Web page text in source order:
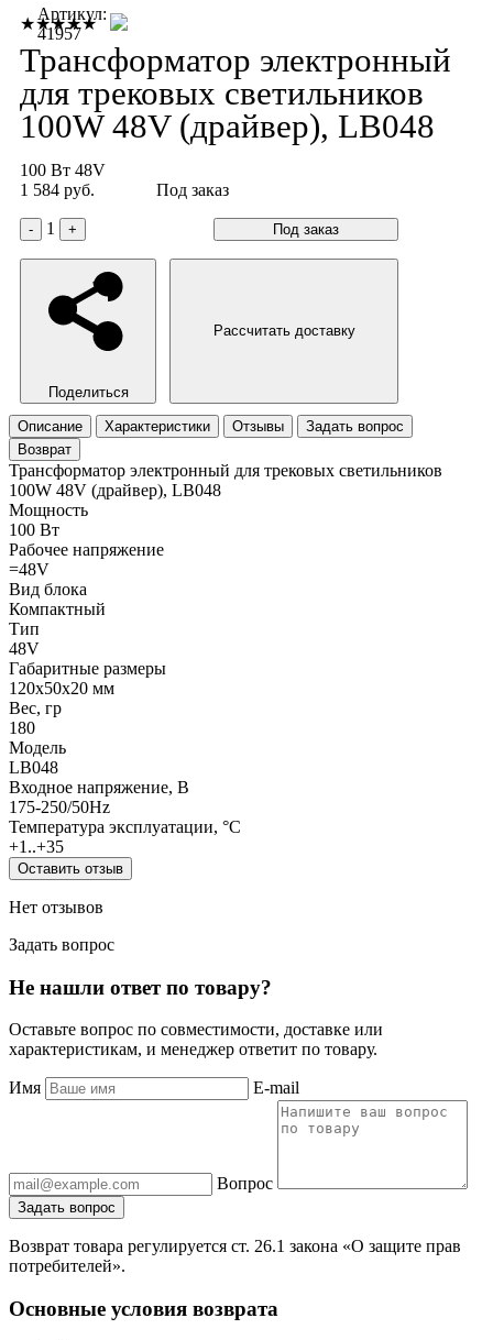
★★★★★
Артикул:
41957
Трансформатор электронный
для трековых светильников
100W 48V (драйвер), LB048
100 Вт 48V
1 584 руб.
Под заказ
- 1 + Под заказ
Поделиться
Рассчитать доставку
Описание Характеристики Отзывы
Задать вопрос
Возврат
Трансформатор электронный для трековых светильников
100W 48V (драйвер), LB048
Мощность
100 Вт
Рабочее напряжение
=48V
Вид блока
Компактный
Тип
48V
Габаритные размеры
120x50x20 мм
Вес, гр
180
Модель
LB048
Входное напряжение, В
175-250/50Hz
Температура эксплуатации, °С
+1..+35
Оставить отзыв
Нет отзывов
Задать вопрос
Не нашли ответ по товару?
Оставьте вопрос по совместимости, доставке или
характеристикам, и менеджер ответит по товару.
Имя E-mail
Вопрос
Задать вопрос
Возврат товара регулируется ст. 26.1 закона «О защите прав
потребителей».
Основные условия возврата